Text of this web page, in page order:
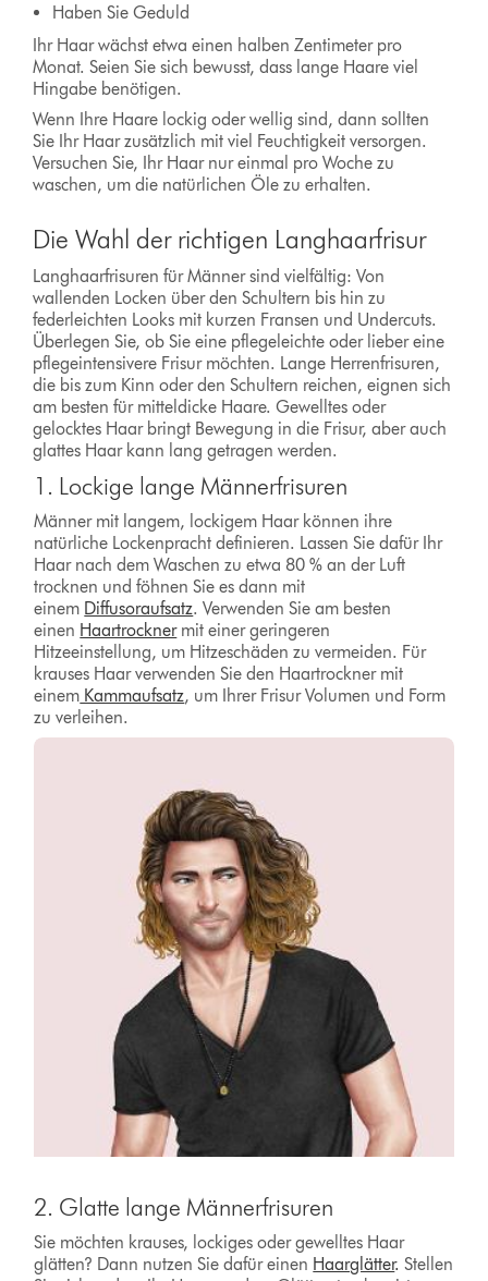
Haben Sie Geduld
Ihr Haar wächst etwa einen halben Zentimeter pro
Monat. Seien Sie sich bewusst, dass lange Haare viel
Hingabe benötigen.
Wenn Ihre Haare lockig oder wellig sind, dann sollten
Sie Ihr Haar zusätzlich mit viel Feuchtigkeit versorgen.
Versuchen Sie, Ihr Haar nur einmal pro Woche zu
waschen, um die natürlichen Öle zu erhalten.
Die Wahl der richtigen Langhaarfrisur
Langhaarfrisuren für Männer sind vielfältig: Von
wallenden Locken über den Schultern bis hin zu
federleichten Looks mit kurzen Fransen und Undercuts.
Überlegen Sie, ob Sie eine pflegeleichte oder lieber eine
pflegeintensivere Frisur möchten. Lange Herrenfrisuren,
die bis zum Kinn oder den Schultern reichen, eignen sich
am besten für mitteldicke Haare. Gewelltes oder
gelocktes Haar bringt Bewegung in die Frisur, aber auch
glattes Haar kann lang getragen werden.
1. Lockige lange Männerfrisuren
Männer mit langem, lockigem Haar können ihre
natürliche Lockenpracht definieren. Lassen Sie dafür Ihr
Haar nach dem Waschen zu etwa 80 % an der Luft
trocknen und föhnen Sie es dann mit
einem Diffusoraufsatz. Verwenden Sie am besten
einen Haartrockner mit einer geringeren
Hitzeeinstellung, um Hitzeschäden zu vermeiden. Für
krauses Haar verwenden Sie den Haartrockner mit
einem Kammaufsatz, um Ihrer Frisur Volumen und Form
zu verleihen.
2. Glatte lange Männerfrisuren
Sie möchten krauses, lockiges oder gewelltes Haar
glätten? Dann nutzen Sie dafür einen Haarglätter. Stellen